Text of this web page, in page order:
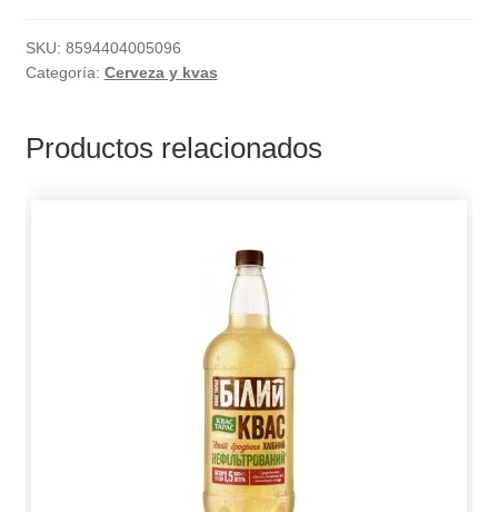
SKU: 8594404005096
Categoría: Cerveza y kvas
Productos relacionados